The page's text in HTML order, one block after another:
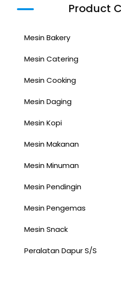
Product
Mesin Bakery
Mesin Catering
Mesin Cooking
Mesin Daging
Mesin Kopi
Mesin Makanan
Mesin Minuman
Mesin Pendingin
Mesin Pengemas
Mesin Snack
Peralatan Dapur S/S